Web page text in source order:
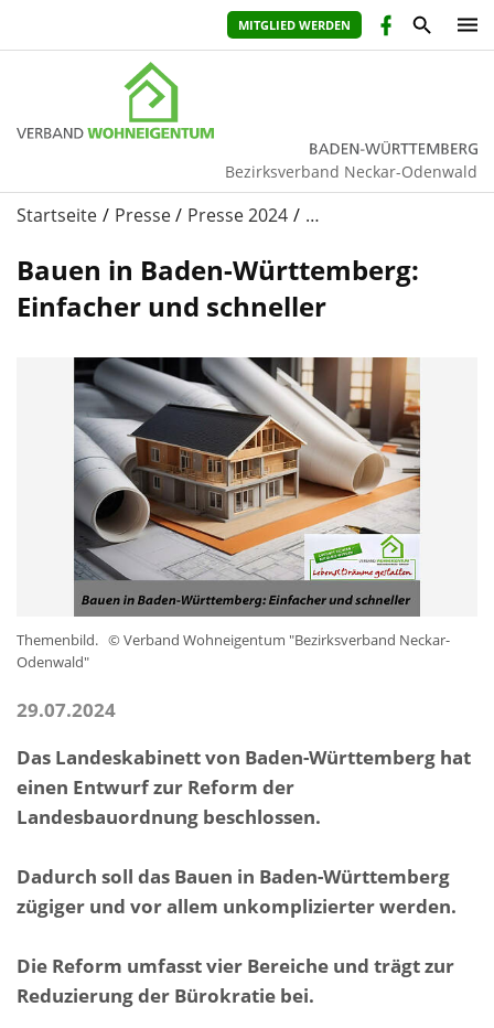
MITGLIED WERDEN
Bezirksverband Neckar-Odenwald
Startseite Presse Presse 2024 …
Bauen in Baden-Württemberg:
Einfacher und schneller
Themenbild. © Verband Wohneigentum "Bezirksverband Neckar-
Odenwald"
29.07.2024
Das Landeskabinett von Baden-Württemberg hat
einen Entwurf zur Reform der
Landesbauordnung beschlossen.
Dadurch soll das Bauen in Baden-Württemberg
zügiger und vor allem unkomplizierter werden.
Die Reform umfasst vier Bereiche und trägt zur
Reduzierung der Bürokratie bei.